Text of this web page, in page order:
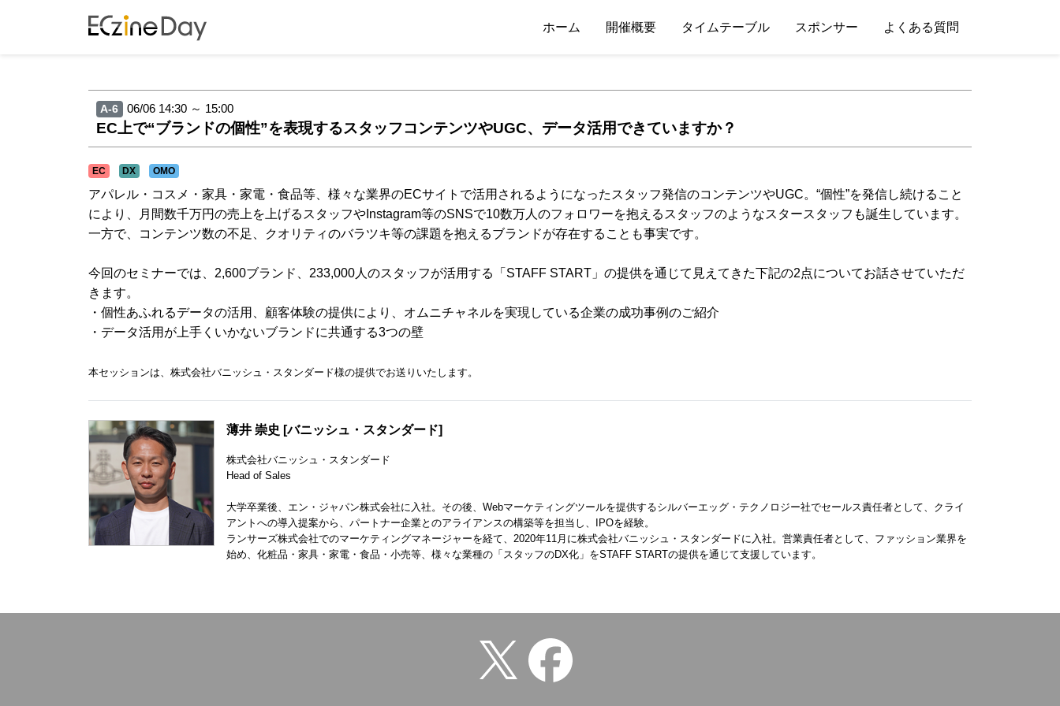
ホーム 開催概要 タイムテーブル スポンサー よくある質問
A-6 06/06 14:30 ～ 15:00
EC上で“ブランドの個性”を表現するスタッフコンテンツやUGC、データ活用できていますか？
EC DX OMO
アパレル・コスメ・家具・家電・食品等、様々な業界のECサイトで活用されるようになったスタッフ発信のコンテンツやUGC。“個性”を発信し続けること
により、月間数千万円の売上を上げるスタッフやInstagram等のSNSで10数万人のフォロワーを抱えるスタッフのようなスタースタッフも誕生しています。
一方で、コンテンツ数の不足、クオリティのバラツキ等の課題を抱えるブランドが存在することも事実です。
今回のセミナーでは、2,600ブランド、233,000人のスタッフが活用する「STAFF START」の提供を通じて見えてきた下記の2点についてお話させていただ
きます。
・個性あふれるデータの活用、顧客体験の提供により、オムニチャネルを実現している企業の成功事例のご紹介
・データ活用が上手くいかないブランドに共通する3つの壁
本セッションは、株式会社バニッシュ・スタンダード様の提供でお送りいたします。
薄井 崇史 [バニッシュ・スタンダード]
株式会社バニッシュ・スタンダード
Head of Sales
大学卒業後、エン・ジャパン株式会社に入社。その後、Webマーケティングツールを提供するシルバーエッグ・テクノロジー社でセールス責任者として、クライ
アントへの導入提案から、パートナー企業とのアライアンスの構築等を担当し、IPOを経験。
ランサーズ株式会社でのマーケティングマネージャーを経て、2020年11月に株式会社バニッシュ・スタンダードに入社。営業責任者として、ファッション業界を
始め、化粧品・家具・家電・食品・小売等、様々な業種の「スタッフのDX化」をSTAFF STARTの提供を通じて支援しています。